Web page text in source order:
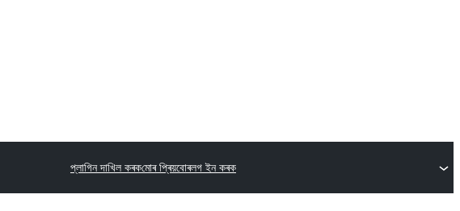
প্লাগিন দাখিল কৰকমোৰ প্ৰিয়বোৰলগ ইন কৰক